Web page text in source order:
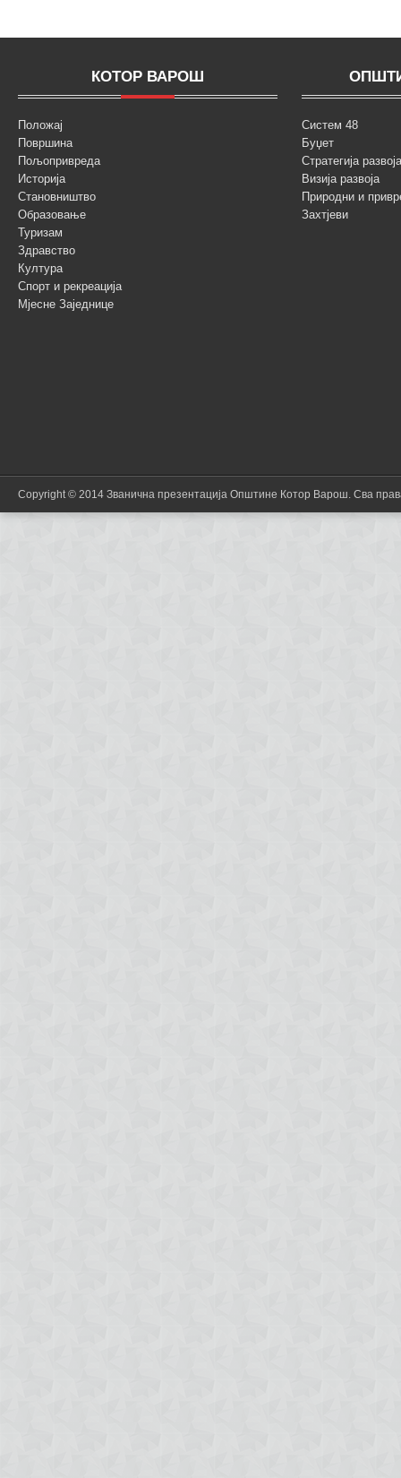
КОТОР ВАРОШ
Положај
Површина
Пољопривреда
Историја
Становништво
Образовање
Туризам
Здравство
Култура
Спорт и рекреација
Мјесне Заједнице
Систем 48
Буџет
Стратегија
Визија развоја
Природни и
Захтјеви
Copyright © 2014 Званична презентација Општине Котор Варош. Сва